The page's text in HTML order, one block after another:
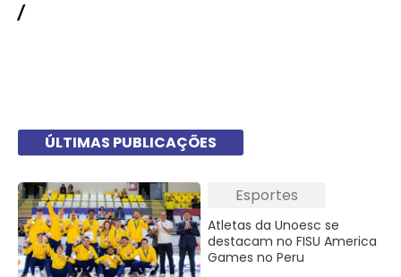
/
ÚLTIMAS PUBLICAÇÕES
Esportes
Atletas da Unoesc se
destacam no FISU America
Games no Peru